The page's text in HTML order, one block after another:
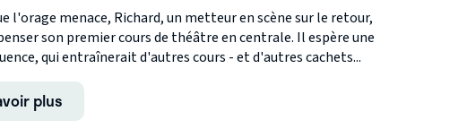
l'orage menace, Richard, un metteur en scène sur le retour,
son premier cours de théâtre en centrale. Il espère une
qui entraînerait d'autres cours - et d'autres cachets...
plus